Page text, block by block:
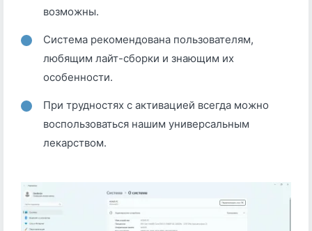
возможны.
Система рекомендована пользователям,
любящим лайт-сборки и знающим их
особенности.
При трудностях с активацией всегда можно
воспользоваться нашим универсальным
лекарством.